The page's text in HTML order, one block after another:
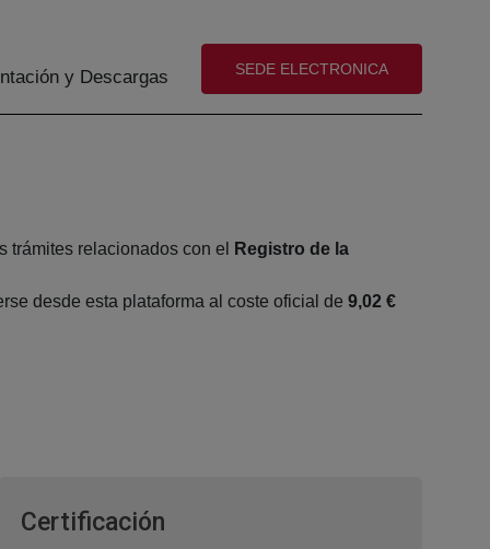
y Descargas (abre en nueva ventana)
SEDE ELECTRONICA
relacionados con el Registro de la
desde esta plataforma al coste oficial de 9,02 €
Certificación